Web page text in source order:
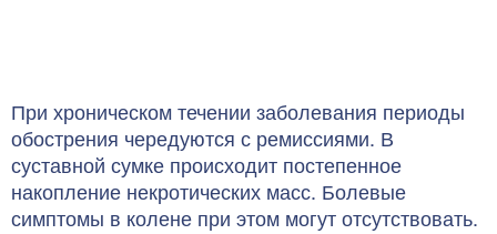
При хроническом течении заболевания периоды
обострения чередуются с ремиссиями. В
суставной сумке происходит постепенное
накопление некротических масс. Болевые
симптомы в колене при этом могут отсутствовать.